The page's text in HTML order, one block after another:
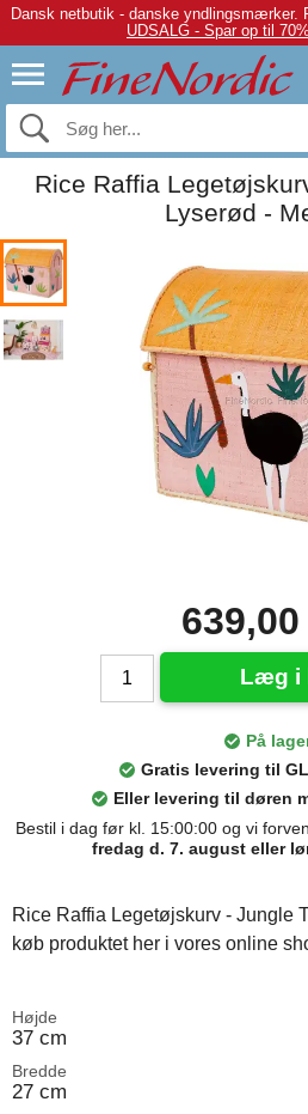
Dansk netbutik - danske yndlingsmærker.
UDSALG - Spar op til
Rice Raffia
Lyserød -
639,00
Læg i
På
Gratis levering til
Eller levering til døren
Bestil i dag før kl. 15:00:00 og vi
fredag d. 7. august eller
Rice Raffia Legetøjskurv - Jungle
køb produktet her i vores online
Højde
37 cm
Bredde
27 cm